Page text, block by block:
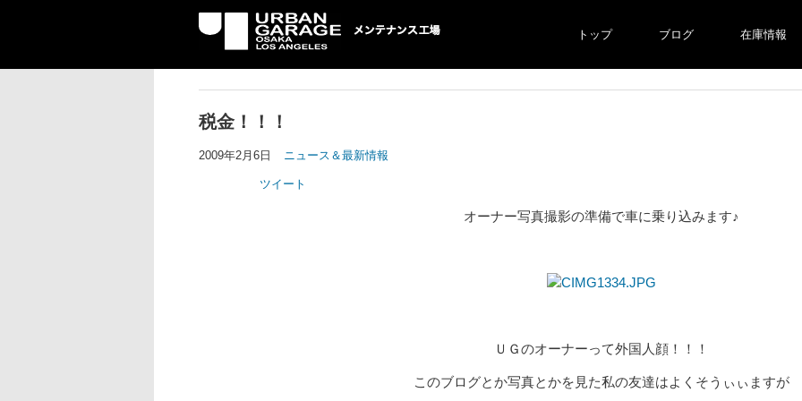
UG メンテナンス工場
トップ ブログ 在庫情報
税金！！！
2009年2月6日 ニュース＆最新情報
ツイート
オーナー写真撮影の準備で車に乗り込みます♪
ＵＧのオーナーって外国人顔！！！
このブログとか写真とかを見た私の友達はよくそうぃぃますが